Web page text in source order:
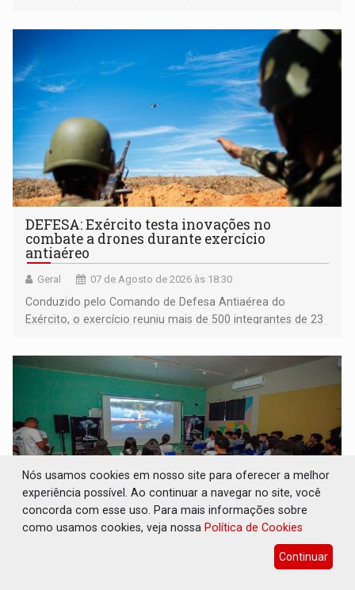
DEFESA: Exército testa inovações no
combate a drones durante exercício
antiaéreo
Geral 07 de Agosto de 2026 às 18:30
Conduzido pelo Comando de Defesa Antiaérea do
Exército, o exercício reuniu mais de 500 integrantes de 23
TEMAS SOCIOAMBIENTAIS: Em Itapuã do
Nós usamos cookies em nosso site para oferecer a melhor
experiência possível. Ao continuar a navegar no site, você
concorda com esse uso. Para mais informações sobre
como usamos cookies, veja nossa Política de Cookies
Continuar